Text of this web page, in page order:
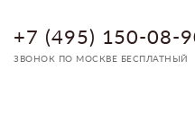
+7 (495) 150-08-
ЗВОНОК ПО МОСКВЕ БЕСПЛАТНЫЙ